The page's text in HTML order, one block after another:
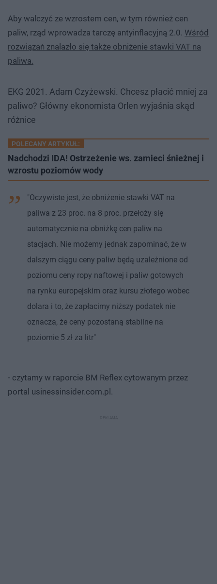
Aby walczyć ze wzrostem cen, w tym również cen
paliw, rząd wprowadza tarczę antyinflacyjną 2.0. Wśród
rozwiązań znalazło się także obniżenie stawki VAT na
paliwa.
EKG 2021. Adam Czyżewski. Chcesz płacić mniej za
paliwo? Główny ekonomista Orlen wyjaśnia skąd
różnice
POLECANY ARTYKUŁ:
Nadchodzi IDA! Ostrzeżenie ws. zamieci śnieżnej i
wzrostu poziomów wody
"Oczywiste jest, że obniżenie stawki VAT na
paliwa z 23 proc. na 8 proc. przełoży się
automatycznie na obniżkę cen paliw na
stacjach. Nie możemy jednak zapominać, że w
dalszym ciągu ceny paliw będą uzależnione od
poziomu ceny ropy naftowej i paliw gotowych
na rynku europejskim oraz kursu złotego wobec
dolara i to, że zapłacimy niższy podatek nie
oznacza, że ceny pozostaną stabilne na
poziomie 5 zł za litr"
- czytamy w raporcie BM Reflex cytowanym przez
portal usinessinsider.com.pl.